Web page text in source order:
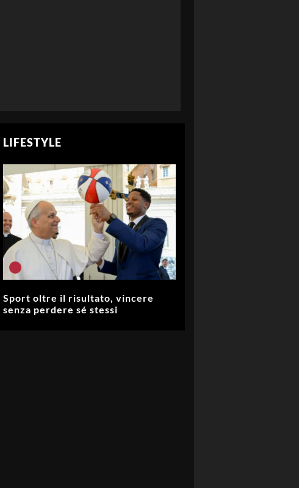
LIFESTYLE
Sport oltre il risultato, vincere
senza perdere sé stessi